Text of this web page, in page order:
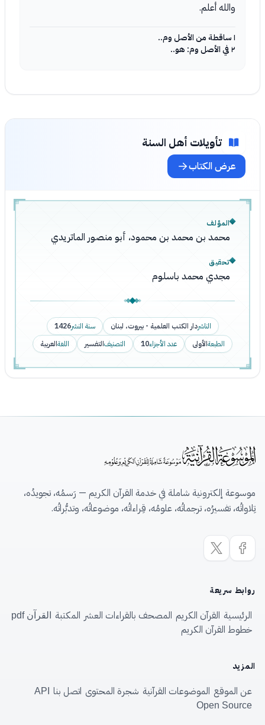
والله أعلم.
١ ساقطة من الأصل وم..
٢ في الأصل وم: هو..
تأويلات أهل السنة
عرض الكتاب
المؤلف
محمد بن محمد بن محمود، أبو منصور الماتريدي
تحقيق
مجدي محمد باسلوم
الناشردار الكتب العلمية - بيروت، لبنان سنة النشر1426
الطبعةالأولى عدد الأجزاء10 التصنيفالتفسير اللغةالعربية
موسوعة إلكترونية شاملة في خدمة القرآن الكريم — رَسمُه، تجويدُه،
تِلاواتُه، تفسيرُه، ترجماتُه، علومُه، قِراءاتُه، موضوعاتُه، وتدبُّراتُه.
روابط سريعة
الرئيسية القرآن الكريم المصحف بالقراءات العشر المكتبة القرآن pdf
خطوط القرآن الكريم
المزيد
عن الموقع الموضوعات القرآنية شجرة المحتوى اتصل بنا
API
Open Source